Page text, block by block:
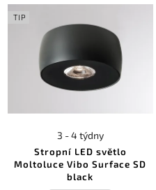
TIP
Stropní LED světlo
Moltoluce Vibo Surface SD
black
3 - 4 týdny